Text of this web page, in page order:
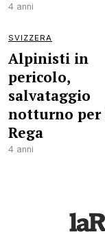
4 anni
SVIZZERA
Alpinisti in
pericolo,
salvataggio
notturno per
Rega
4 anni